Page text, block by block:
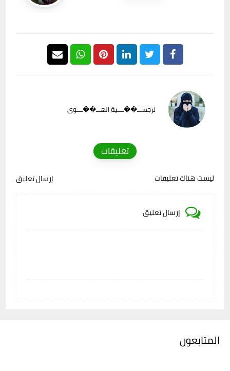
نرجســـ��ــــية الهـــ��ــــوى
تعليقات
ليست هناك تعليقات إرسال تعليق
إرسال تعليق
المتابعون